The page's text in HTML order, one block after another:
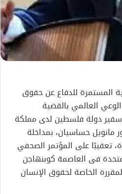
المستمرة للدفاع عن حقوق
العالمي بالقضية
دولة فلسطين لدى مملكة
مانويل حساسيان، بمداخلة
تعقيبًا على المؤتمر الصحفي
فى العاصمة كوبنهاجن
الخاصة لحقوق الإنسان